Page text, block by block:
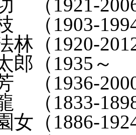
1921-
（1903-
（1920-
郎（1935～
（1936-
（1833-
女（1886-